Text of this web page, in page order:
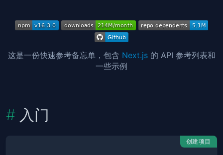
这是一份快速参考备忘单，包含 Next.js的 API 参考列表和
一些示例
入门
创建项目